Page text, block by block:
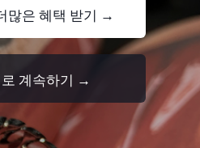
많은 혜택 받기 →
계속하기 →